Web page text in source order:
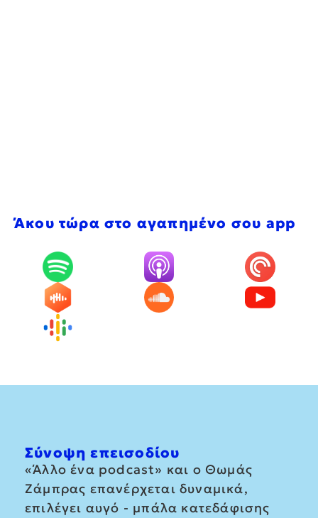
Άκου τώρα στο αγαπημένο σου app
Σύνοψη επεισοδίου
«Άλλο ένα podcast» και ο Θωμάς
Ζάμπρας επανέρχεται δυναμικά,
επιλέγει αυγό - μπάλα κατεδάφισης